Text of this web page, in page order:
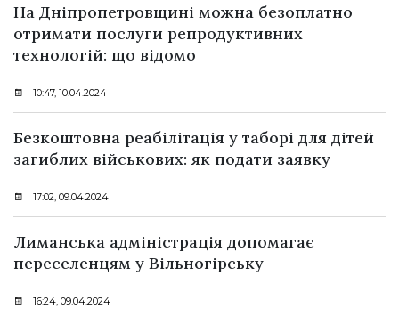
На Дніпропетровщині можна безоплатно
отримати послуги репродуктивних
технологій: що відомо
10:47, 10.04.2024
Безкоштовна реабілітація у таборі для дітей
загиблих військових: як подати заявку
17:02, 09.04.2024
Лиманська адміністрація допомагає
переселенцям у Вільногірську
16:24, 09.04.2024